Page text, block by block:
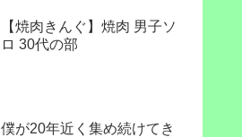
【焼肉きんぐ】焼肉 男子ソ
ロ 30代の部
僕が20年近く集め続けてき